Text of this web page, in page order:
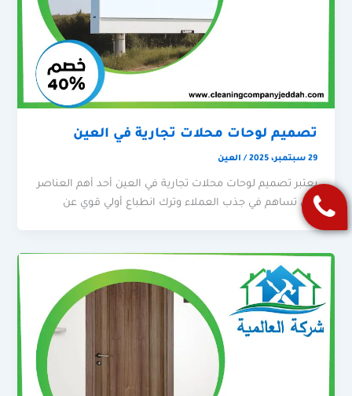
تصميم لوحات محلات تجارية في العين
29 سبتمبر، 2025 / العين
يعتبر تصميم لوحات محلات تجارية في العين أحد أهم العناصر
التي تساهم في جذب العملاء وترك انطباع أولي قوي عن